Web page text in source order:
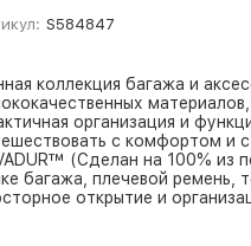
S584847
коллекция багажа и
организация и
с комфортом и
(Сделан на 100% из
багажа, плечевой ремень,
открытие и